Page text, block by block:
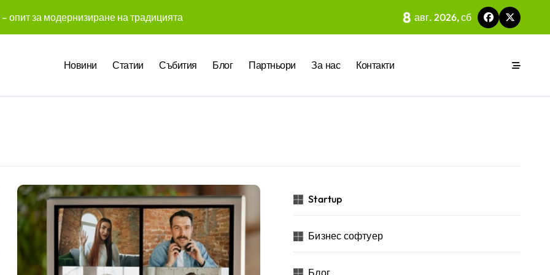
опит за модернизиране на традицията
Gemini на Google на хиляди клиенти на бизнес приложения
забелязват мръсния офис още в първата седмица
събра предприемачи и млади професионалисти в разговор за бъдещето на технологиите и AI
правят почивката по-комфортна
начина, по който хотелите продават стаите си
в създаването на международните стандарти за навлизане на изкуствен интелект в хотелиерството
8 авг. 2026, сб
Новини Статии Събития Блог Партньори За нас Контакти
Startup
Бизнес софтуер
Блог